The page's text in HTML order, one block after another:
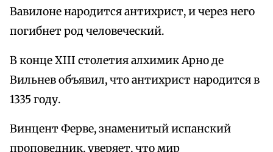
Вавилоне народится антихрист, и через него
погибнет род человеческий.
В конце XIII столетия алхимик Арно де
Вильнев объявил, что антихрист народится в
1335 году.
Винцент Ферве, знаменитый испанский
проповедник, уверяет, что мир